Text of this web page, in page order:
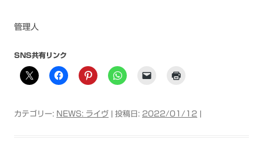
管理人
SNS共有リンク
カテゴリー: NEWS: ライヴ | 投稿日: 2022/01/12